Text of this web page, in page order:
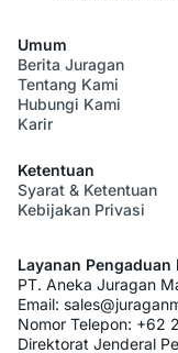
Umum
Berita Juragan
Tentang Kami
Hubungi Kami
Karir
Ketentuan
Syarat & Ketentuan
Kebijakan Privasi
Layanan Pengaduan
PT. Aneka Juragan
Email:
Nomor Telepon: +62
Direktorat Jenderal